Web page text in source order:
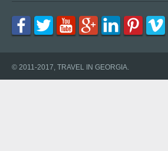
© 2011-2017, TRAVEL IN GEORGIA.